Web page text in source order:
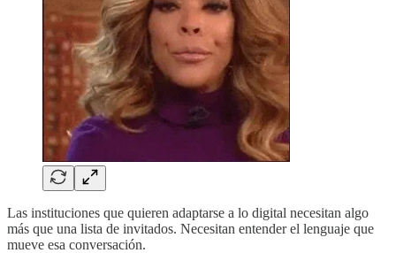
Las instituciones que quieren adaptarse a lo digital necesitan algo
más que una lista de invitados. Necesitan entender el lenguaje que
mueve esa conversación.